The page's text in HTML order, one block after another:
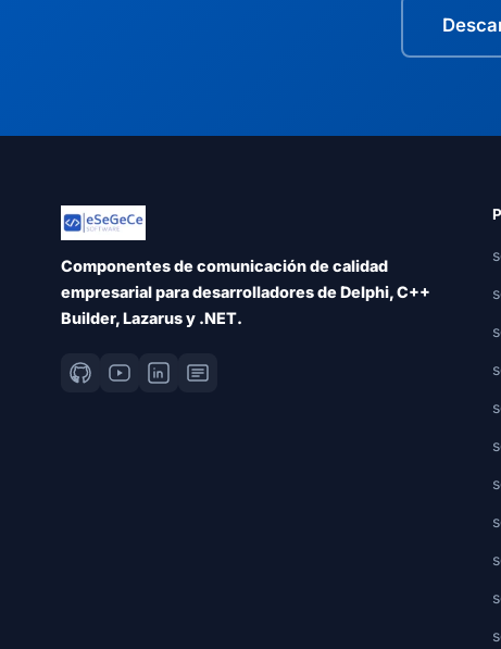
Componentes de comunicación de calidad
empresarial para desarrolladores de Delphi, C++
Builder, Lazarus y .NET.